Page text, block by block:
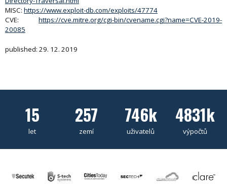
MISC: https://www.exploit-db.com/exploits/47774
CVE: https://cve.mitre.org/cgi-bin/cvename.cgi?name=CVE-2019-
20085
published: 29. 12. 2019
15
let
257
zemí
746k
uživatelů
4831k
výpočtů